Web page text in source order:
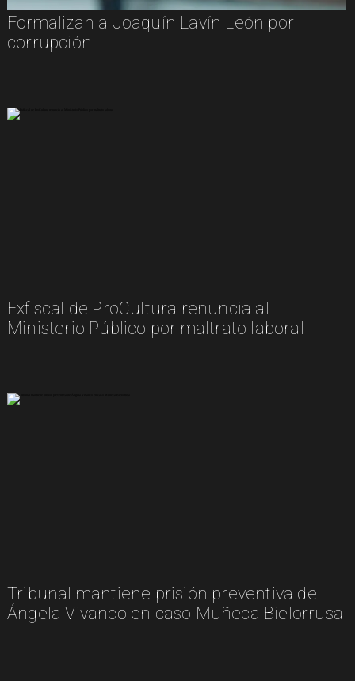
Formalizan a Joaquín Lavín León por
corrupción
Exfiscal de ProCultura renuncia al
Ministerio Público por maltrato laboral
Tribunal mantiene prisión preventiva de
Ángela Vivanco en caso Muñeca Bielorrusa